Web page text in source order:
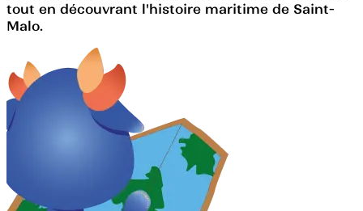
tout en découvrant l'histoire maritime de Saint-
Malo.